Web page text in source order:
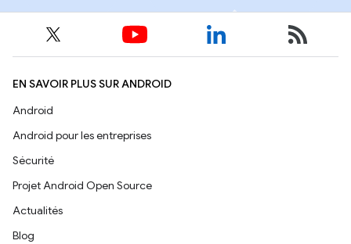
EN SAVOIR PLUS SUR ANDROID
Android
Android pour les entreprises
Sécurité
Projet Android Open Source
Actualités
Blog